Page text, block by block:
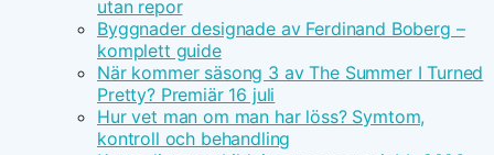
utan repor
Byggnader designade av Ferdinand Boberg –
komplett guide
När kommer säsong 3 av The Summer I Turned
Pretty? Premiär 16 juli
Hur vet man om man har löss? Symtom,
kontroll och behandling